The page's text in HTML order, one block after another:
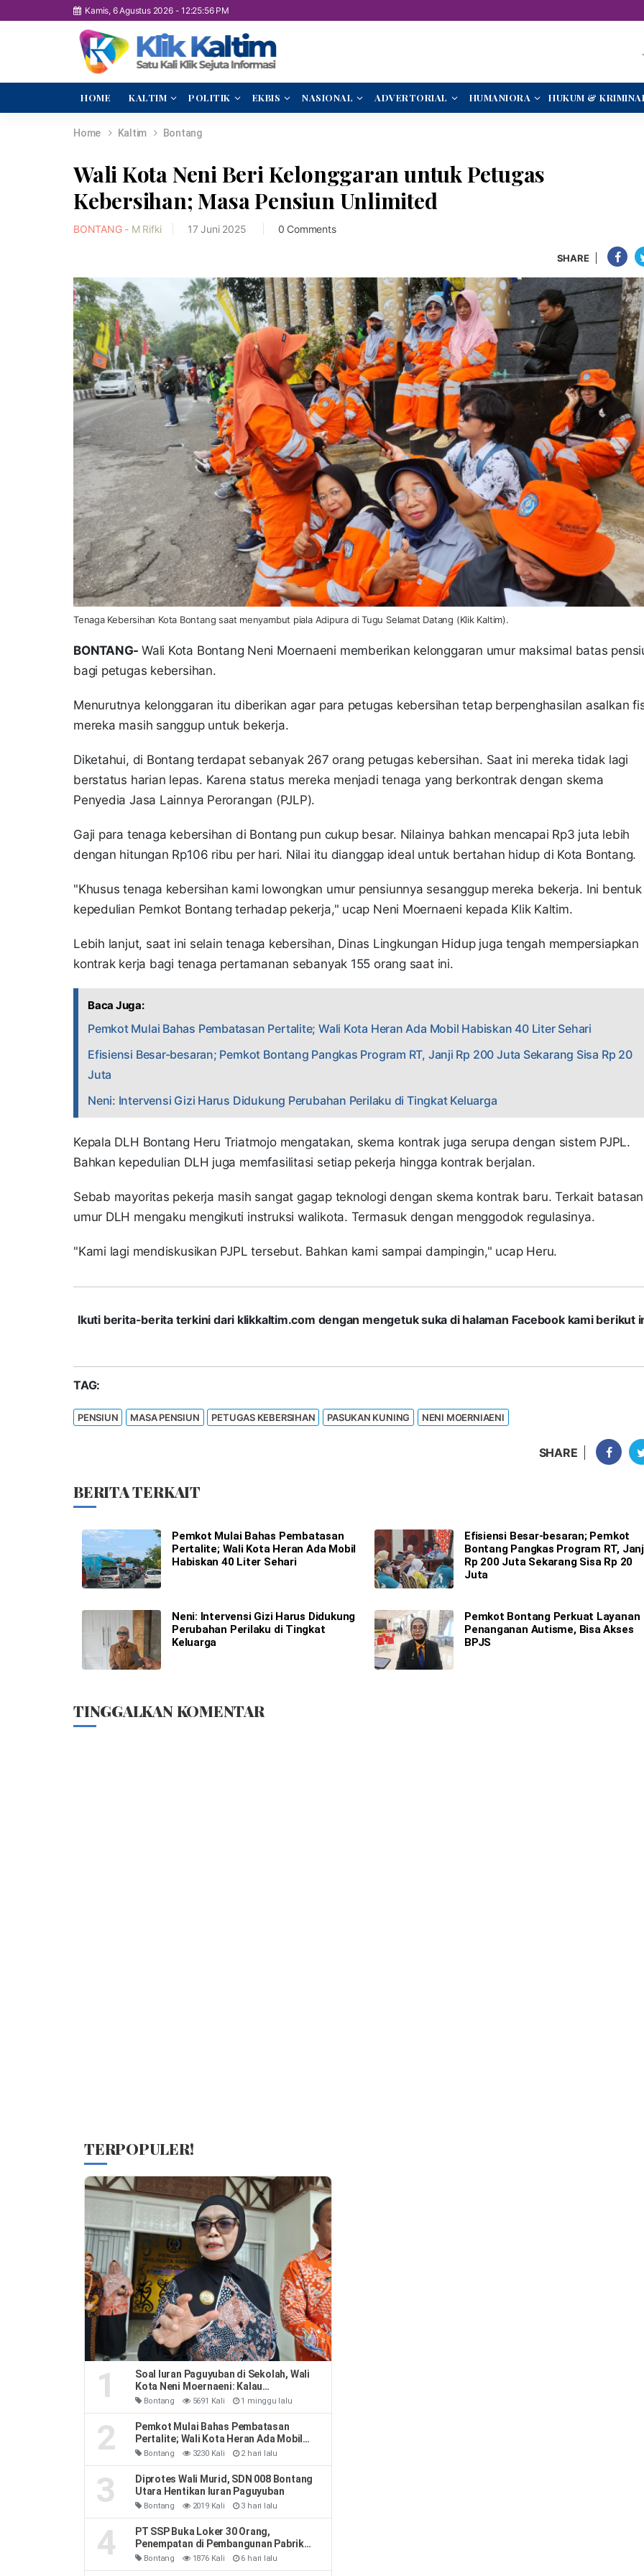
Kamis, 6 Agustus 2026-12:25:58 PM
HOME KALTIM POLITIK EKBIS NASIONAL ADVERTORIAL HUMANIORA HUKUM &
Home Kaltim Bontang
Wali Kota Neni Beri Kelonggaran untuk Petugas
Kebersihan; Masa Pensiun Unlimited
BONTANG - M Rifki 17 Juni 2025 0 Comments
SHARE
Tenaga Kebersihan Kota Bontang saat menyambut piala Adipura di Tugu Selamat Datang (Klik Kaltim).
BONTANG-Wali Kota Bontang Neni Moernaeni memberikan kelonggaran umur maksimal batas
bagi petugas kebersihan.
Menurutnya kelonggaran itu diberikan agar para petugas kebersihan tetap berpenghasilan asalkan
mereka masih sanggup untuk bekerja.
Diketahui, di Bontang terdapat sebanyak 267 orang petugas kebersihan. Saat ini mereka tidak lagi
berstatus harian lepas. Karena status mereka menjadi tenaga yang berkontrak dengan skema
Penyedia Jasa Lainnya Perorangan (PJLP).
Gaji para tenaga kebersihan di Bontang pun cukup besar. Nilainya bahkan mencapai Rp3 juta lebih
dengan hitungan Rp106 ribu per hari. Nilai itu dianggap ideal untuk bertahan hidup di Kota Bontang.
"Khusus tenaga kebersihan kami lowongkan umur pensiunnya sesanggup mereka bekerja. Ini bentuk
kepedulian Pemkot Bontang terhadap pekerja," ucap Neni Moernaeni kepada Klik Kaltim.
Lebih lanjut, saat ini selain tenaga kebersihan, Dinas Lingkungan Hidup juga tengah mempersiapkan
kontrak kerja bagi tenaga pertamanan sebanyak 155 orang saat ini.
Baca Juga:
Pemkot Mulai Bahas Pembatasan Pertalite; Wali Kota Heran Ada Mobil Habiskan 40 Liter Sehari
Efisiensi Besar-besaran; Pemkot Bontang Pangkas Program RT, Janji Rp 200 Juta Sekarang Sisa Rp 20
Juta
Neni: Intervensi Gizi Harus Didukung Perubahan Perilaku di Tingkat Keluarga
Kepala DLH Bontang Heru Triatmojo mengatakan, skema kontrak juga serupa dengan sistem PJPL.
Bahkan kepedulian DLH juga memfasilitasi setiap pekerja hingga kontrak berjalan.
Sebab mayoritas pekerja masih sangat gagap teknologi dengan skema kontrak baru. Terkait batasan
umur DLH mengaku mengikuti instruksi walikota. Termasuk dengan menggodok regulasinya.
"Kami lagi mendiskusikan PJPL tersebut. Bahkan kami sampai dampingin," ucap Heru.
Ikuti berita-berita terkini dari klikkaltim.com dengan mengetuk suka di halaman Facebook kami berikut
TAG:
PENSIUN MASA PENSIUN PETUGAS KEBERSIHAN PASUKAN KUNING NENI MOERNIAENI
SHARE
BERITA TERKAIT
Pemkot Mulai Bahas Pembatasan
Pertalite; Wali Kota Heran Ada Mobil
Habiskan 40 Liter Sehari
Efisiensi Besar-besaran; Pemkot
Bontang Pangkas Program RT,
Rp 200 Juta Sekarang Sisa Rp 20
Juta
Neni: Intervensi Gizi Harus Didukung
Perubahan Perilaku di Tingkat
Keluarga
Pemkot Bontang Perkuat Layanan
Penanganan Autisme, Bisa Akses
BPJS
TINGGALKAN KOMENTAR
TERPOPULER!
1
Soal Iuran Paguyuban di Sekolah, Wali
Kota Neni Moernaeni: Kalau
Kesepakatan Orang Tua Jangan Ribut-
Ribut
Bontang 5691 Kali 1 minggu lalu
2
Pemkot Mulai Bahas Pembatasan
Pertalite; Wali Kota Heran Ada Mobil
Habiskan 40 Liter Sehari
Bontang 3230 Kali 2 hari lalu
3
Diprotes Wali Murid, SDN 008 Bontang
Utara Hentikan Iuran Paguyuban
Bontang 2019 Kali 3 hari lalu
4
PT SSP Buka Loker 30 Orang,
Penempatan di Pembangunan Pabrik
Soda Ash
Bontang 1876 Kali 6 hari lalu